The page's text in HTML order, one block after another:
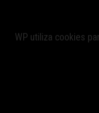
WP utiliza cookies